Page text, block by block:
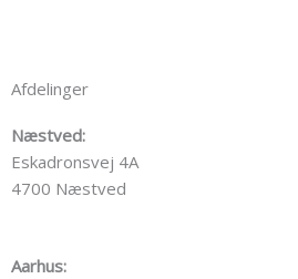
Afdelinger
Næstved:
Eskadronsvej 4A
4700 Næstved
Aarhus: